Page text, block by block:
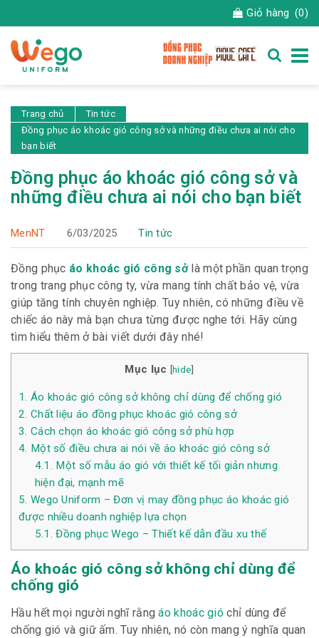
Giỏ hàng (0)
Trang chủ
Tin tức
Đồng phục áo khoác gió công sở và những điều chưa ai nói cho
bạn biết
Đồng phục áo khoác gió công sở và
những điều chưa ai nói cho bạn biết
MenNT 6/03/2025 Tin tức
Đồng phục áo khoác gió công sởlà một phần quan trọng
trong trang phục công ty, vừa mang tính chất bảo vệ, vừa
giúp tăng tính chuyên nghiệp. Tuy nhiên, có những điều về
chiếc áo này mà bạn chưa từng được nghe tới. Hãy cùng
tìm hiểu thêm ở bài viết dưới đây nhé!
Mục lục [hide]
1. Áo khoác gió công sở không chỉ dùng để chống gió
2. Chất liệu áo đồng phục khoác gió công sở
3. Cách chọn áo khoác gió công sở phù hợp
4. Một số điều chưa ai nói về áo khoác gió công sở
4.1. Một số mẫu áo gió với thiết kế tối giản nhưng
hiện đại, mạnh mẽ
5. Wego Uniform – Đơn vị may đồng phục áo khoác gió
được nhiều doanh nghiệp lựa chọn
5.1. Đồng phục Wego – Thiết kế dẫn đầu xu thế
Áo khoác gió công sở không chỉ dùng để
chống gió
Hầu hết mọi người nghĩ rằngáo khoác gió chỉ dùng để
chống gió và giữ ấm. Tuy nhiên, nó còn mang ý nghĩa quan